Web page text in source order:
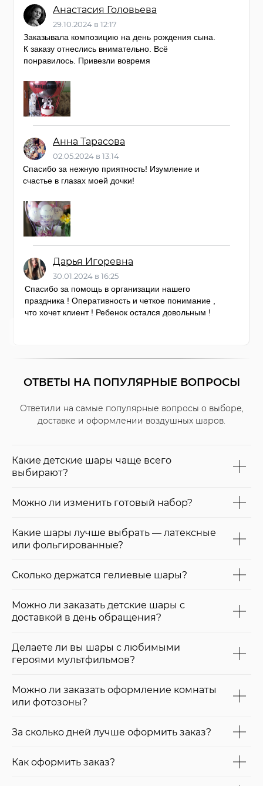
Заказывала композицию на день рождения сына.
К заказу отнеслись внимательно. Всë
понравилось. Привезли вовремя
Анастасия Головьева
29.10.2024 в 12:17
Спасибо за нежную приятность! Изумление и
счастье в глазах моей дочки!
Анна Тарасова
02.05.2024 в 13:14
Спасибо за помощь в организации нашего
праздника ! Оперативность и четкое понимание ,
что хочет клиент ! Ребенок остался довольным !
Дарья Игоревна
30.01.2024 в 16:25
ОТВЕТЫ НА ПОПУЛЯРНЫЕ ВОПРОСЫ
Ответили на самые популярные вопросы о выборе,
доставке и оформлении воздушных шаров.
Какие детские шары чаще всего
выбирают?
Можно ли изменить готовый набор?
Какие шары лучше выбрать — латексные
или фольгированные?
Сколько держатся гелиевые шары?
Можно ли заказать детские шары с
доставкой в день обращения?
Делаете ли вы шары с любимыми
героями мультфильмов?
Можно ли заказать оформление комнаты
или фотозоны?
За сколько дней лучше оформить заказ?
Как оформить заказ?